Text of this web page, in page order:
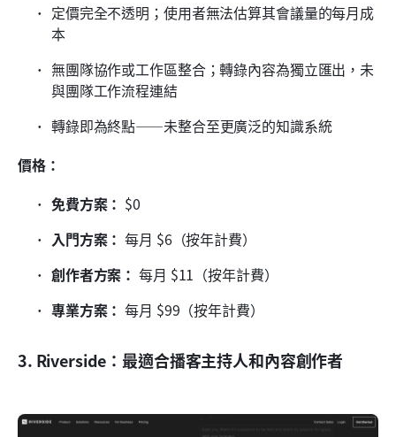
定價完全不透明；使用者無法估算其會議量的每月成
本
無團隊協作或工作區整合；轉錄內容為獨立匯出，未
與團隊工作流程連結
轉錄即為終點——未整合至更廣泛的知識系統
價格：
免費方案： $0
入門方案： 每月 $6（按年計費）
創作者方案： 每月 $11（按年計費）
專業方案： 每月 $99（按年計費）
3. Riverside：最適合播客主持人和內容創作者